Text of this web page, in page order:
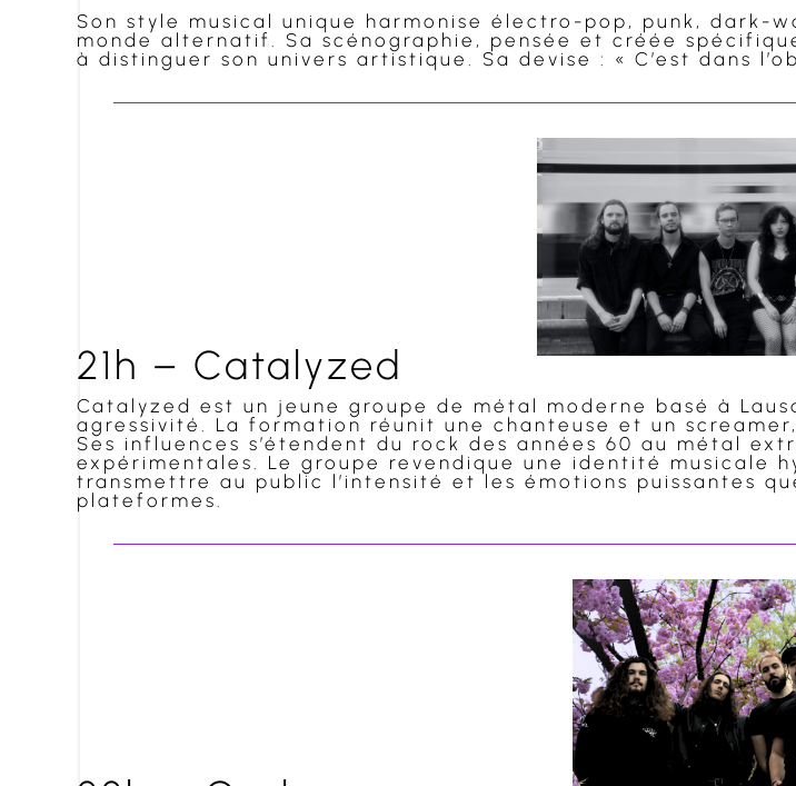
Son style musical unique harmonise électro-pop, punk,
monde alternatif. Sa scénographie, pensée et créée
à distinguer son univers artistique. Sa devise : « C’est dans
21h – Catalyzed
Catalyzed est un jeune groupe de métal moderne basé à
agressivité. La formation réunit une chanteuse et un
Ses influences s’étendent du rock des années 60 au métal
expérimentales. Le groupe revendique une identité musicale
transmettre au public l’intensité et les émotions puissantes
plateformes.